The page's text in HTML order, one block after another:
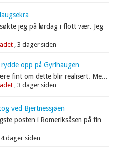
jeg på lørdag i flott vær. Jeg
,3 dager siden
rydde opp på Gyrihaugen
fint om dette blir realisert. Me...
,3 dager siden
ved Bjertnessjøen
posten i Romeriksåsen på fin
4 dager siden